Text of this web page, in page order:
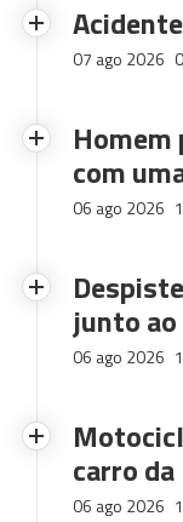
07 ago 2026
Homem
com
06 ago 2026
junto
06 ago 2026
carro da
06 ago 2026